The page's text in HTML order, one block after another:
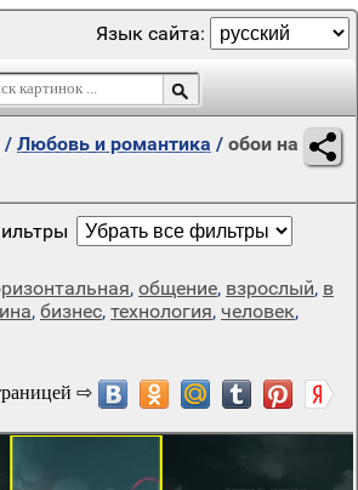
Язык сайта:
/ Любовь и романтика / обои на
, общение, взрослый, в
, бизнес, технология, человек,